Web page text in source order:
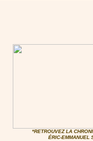
*RETROUVEZ LA
ÉRIC-EMMANUEL